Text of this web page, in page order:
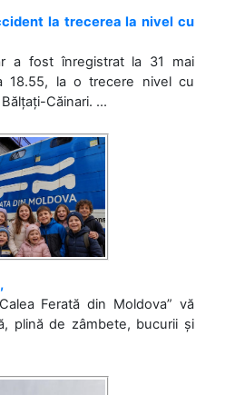
la trecerea la nivel cu
a fost înregistrat la 31 mai
18.55, la o trecere nivel cu
Căinari. ...
Ferată din Moldova” vă
plină de zâmbete, bucurii și